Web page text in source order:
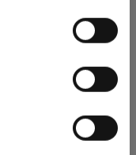
Ecobonus,
sulle spese legate